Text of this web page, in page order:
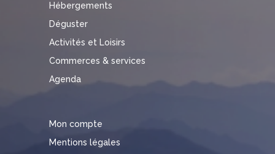
Hébergements
Déguster
Activités et Loisirs
Commerces & services
Agenda
Mon compte
Mentions légales